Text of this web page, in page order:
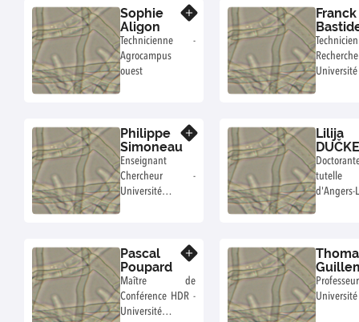
Sophie
Aligon
Technicienne -
Agrocampus
ouest
Franck
Philippe
Simoneau
Enseignant
Chercheur -
Université
Lilija
tutelle
d'Angers-
Pascal
Poupard
Maître de
Conférence HDR -
Université